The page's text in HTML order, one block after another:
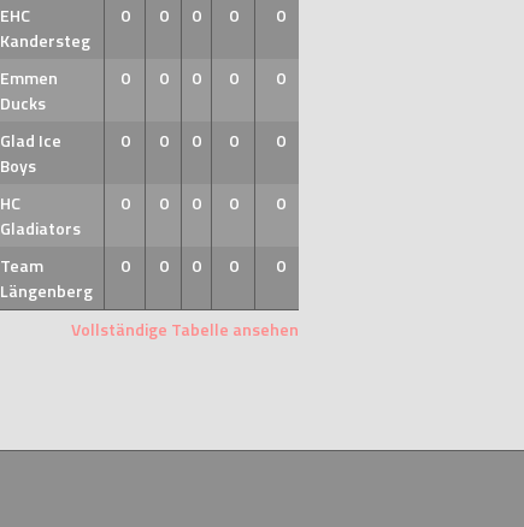
EHC
Kandersteg
0 0 0 0 0
Emmen
Ducks
0 0 0 0 0
Glad Ice
Boys
0 0 0 0 0
HC
Gladiators
0 0 0 0 0
Team
Längenberg
0 0 0 0 0
Vollständige Tabelle ansehen